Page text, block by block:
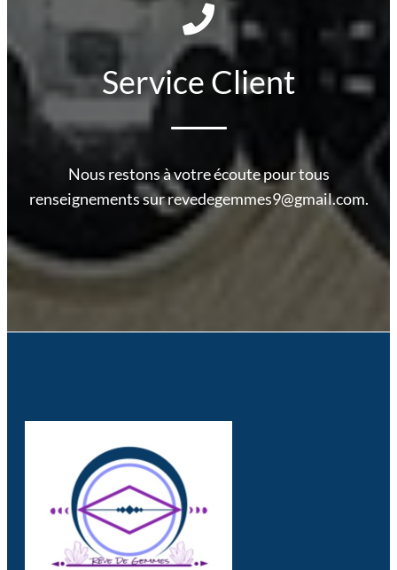
Service Client
Nous restons à votre écoute pour tous
renseignements sur revedegemmes9@gmail.com.